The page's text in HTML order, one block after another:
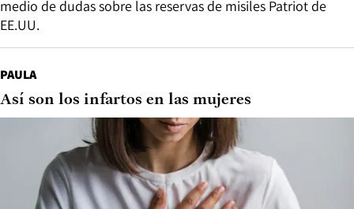
medio de dudas sobre las reservas de misiles Patriot de
EE.UU.
PAULA
Así son los infartos en las mujeres